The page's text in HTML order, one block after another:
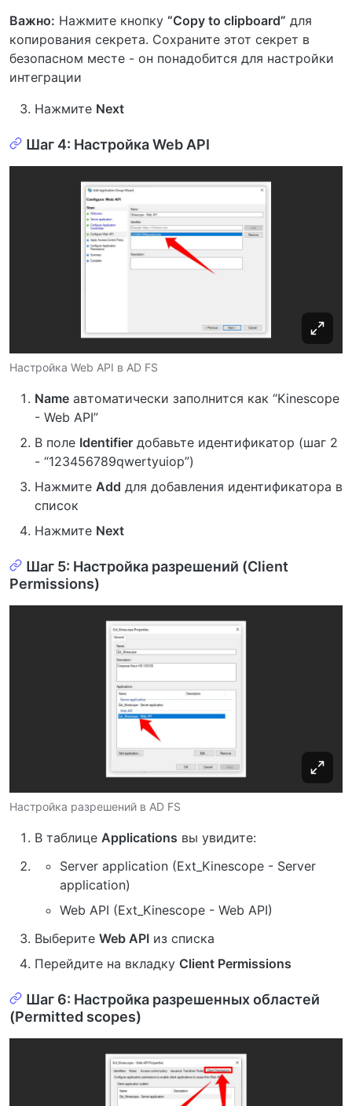
Важно: Нажмите кнопку “Copy to clipboard” для
копирования секрета. Сохраните этот секрет в
безопасном месте - он понадобится для настройки
интеграции
Нажмите Next
Шаг 4: Настройка Web API
Настройка Web API в AD FS
Name автоматически заполнится как “Kinescope
- Web API”
В поле Identifier добавьте идентификатор (шаг 2
- “123456789qwertyuiop”)
Нажмите Add для добавления идентификатора в
список
Нажмите Next
Шаг 5: Настройка разрешений (Client
Permissions)
Настройка разрешений в AD FS
В таблице Applications вы увидите:
Server application (Ext_Kinescope - Server
application)
Web API (Ext_Kinescope - Web API)
Выберите Web API из списка
Перейдите на вкладку Client Permissions
Шаг 6: Настройка разрешенных областей
(Permitted scopes)